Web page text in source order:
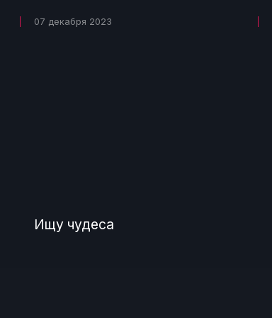
07 декабря 2023
Ищу чудеса